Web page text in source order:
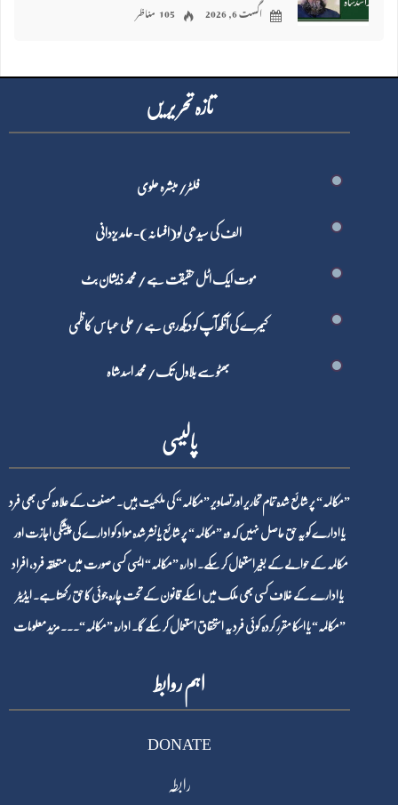
اگست 6, 2026 105 مناظر
تازہ تحر یر یں
فلٹر/ مبشرہ علوی
الف کی سیدھی لو(افسانہ)- حامد یزدانی
موت ایک اٹل حقیقت ہے / محمد ذیشان بٹ
کیمرے کی آنکھ آپ کو دیکھ رہی ہے / علی عباس کاظمی
بھٹو سے بلاول تک/ محمد اسد شاہ
پالیسی
”مکالمہ“ پر شائع شدہ تمام تحاریر اور تصاویر ”مکالمہ“ کی ملکیت ہیں۔ مصنف کے علاوہ کسی بھی فرد
یا ادارے کو یہ حق حاصل نہیں کہ وہ ”مکالمہ“ پر شائع یا نشر شدہ مواد کو ادارے کی پیشگی اجازت اور
مکالمہ کے حوالے کے بغیر استعمال کر سکے۔ ادارہ ”مکالمہ“ ایسی کسی صورت میں متعلقہ فرد، افراد
یا ادارے کے خلاف کسی بھی ملک میں اسکے قانون کے تحت چارہ جوئی کا حق رکھتا ہے۔ ایڈیٹر
”مکالمہ“ یا اسکا مقرر کردہ کوئی فرد یہ استحقاق استعمال کر سکے گا۔ ادارہ ”مکالمہ“۔۔۔ مزید معلومات
اہم روابط
DONATE
رابطہ